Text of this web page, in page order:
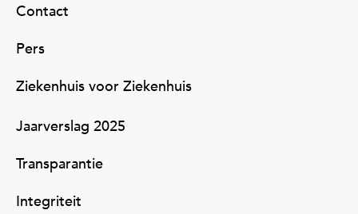
Contact
Pers
Ziekenhuis voor Ziekenhuis
Jaarverslag 2025
Transparantie
Integriteit